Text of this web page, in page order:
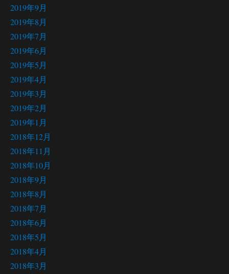
2019年9月
2019年8月
2019年7月
2019年6月
2019年5月
2019年4月
2019年3月
2019年2月
2019年1月
2018年12月
2018年11月
2018年10月
2018年9月
2018年8月
2018年7月
2018年6月
2018年5月
2018年4月
2018年3月